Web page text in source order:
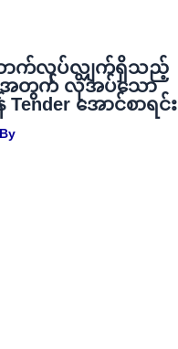
ဆောက်လုပ်လျှက်ရှိသည့်
အတွက် လိုအပ်သော
အောင်စာရင်း